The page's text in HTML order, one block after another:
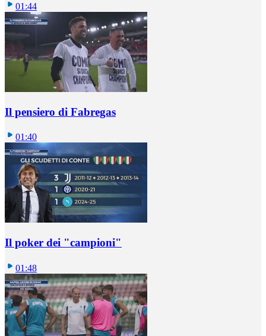
01:44
Il pensiero di Fabregas
01:40
Il poker dei "campioni"
01:48